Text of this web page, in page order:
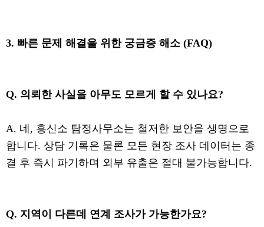
3. 빠른 문제 해결을 위한 궁금증 해소 (FAQ)
Q. 의뢰한 사실을 아무도 모르게 할 수 있나요?
A. 네, 흥신소 탐정사무소는 철저한 보안을 생명으로
합니다. 상담 기록은 물론 모든 현장 조사 데이터는 종
결 후 즉시 파기하며 외부 유출은 절대 불가능합니다.
Q. 지역이 다른데 연계 조사가 가능한가요?